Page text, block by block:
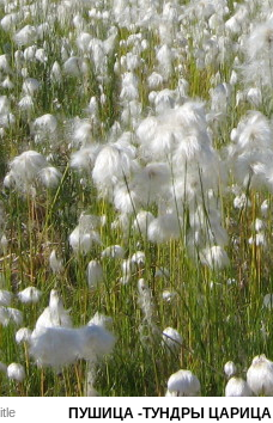
ПУШИЦА -ТУНДРЫ ЦАРИЦА